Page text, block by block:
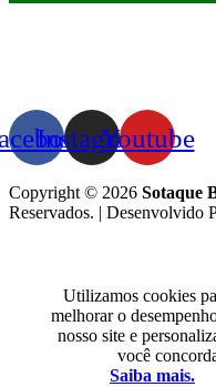
InstagramYoutube
Copyright © 2026 Sotaque
Reservados. | Desenvolvido
Utilizamos cookies
melhorar o
nosso site e
você
Saiba mais.